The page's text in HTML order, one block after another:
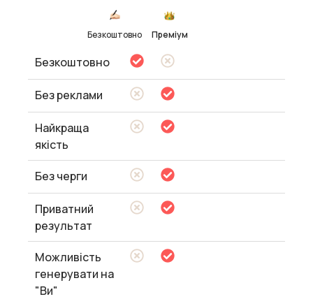
Безкоштовно Преміум
Безкоштовно
Без реклами
Найкраща
якість
Без черги
Приватний
результат
Можливість
генерувати на
"Ви"